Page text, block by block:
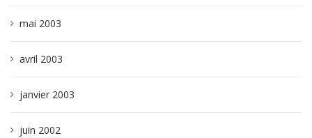
mai 2003
avril 2003
janvier 2003
juin 2002